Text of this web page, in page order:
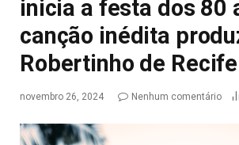
inicia a festa dos 80
canção inédita
Robertinho de Recife
novembro 26, 2024 Nenhum comentário